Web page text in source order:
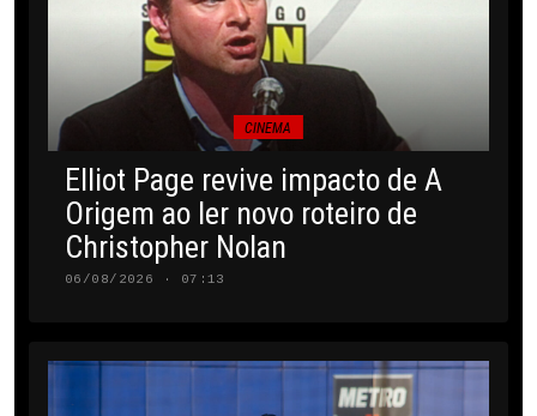
CINEMA
Elliot Page revive impacto de A
Origem ao ler novo roteiro de
Christopher Nolan
06/08/2026 · 07:13